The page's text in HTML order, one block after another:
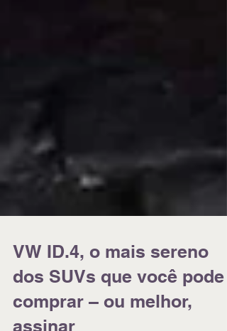
VW ID.4, o mais sereno